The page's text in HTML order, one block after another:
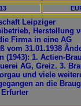
Leipziger
Herstellung
Firma in eine AG
vom 31.01.1938
(1943): 1. Actien-
AG, Greiz. 3.
und viele
an die